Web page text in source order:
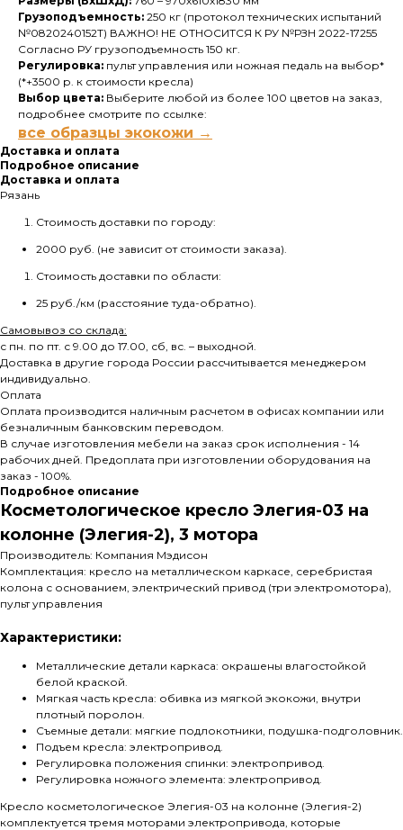
Грузоподъемность: 250 кг (протокол технических испытаний
№0820240152Т) ВАЖНО! НЕ ОТНОСИТСЯ К РУ №РЗН 2022-17255
Согласно РУ грузоподъемность 150 кг.
Регулировка: пульт управления или ножная педаль на выбор*
(*+3500 р. к стоимости кресла)
Выбор цвета: Выберите любой из более 100 цветов на заказ,
подробнее смотрите по ссылке:
все образцы экокожи →
Доставка и оплата
Подробное описание
Доставка и оплата
Рязань
Стоимость доставки по городу:
2000 руб. (не зависит от стоимости заказа).
Стоимость доставки по области:
25 руб./км (расстояние туда-обратно).
Самовывоз со склада:
с пн. по пт. с 9.00 до 17.00, сб, вс. – выходной.
Доставка в другие города России рассчитывается менеджером
индивидуально.
Оплата
Оплата производится наличным расчетом в офисах компании или
безналичным банковским переводом.
В случае изготовления мебели на заказ срок исполнения - 14
рабочих дней. Предоплата при изготовлении оборудования на
заказ - 100%.
Подробное описание
Косметологическое кресло Элегия-03 на
колонне (Элегия-2), 3 мотора
Производитель: Компания Мэдисон
Комплектация: кресло на металлическом каркасе, серебристая
колона с основанием, электрический привод (три электромотора),
пульт управления
Характеристики:
Металлические детали каркаса: окрашены влагостойкой
белой краской.
Мягкая часть кресла: обивка из мягкой экокожи, внутри
плотный поролон.
Съемные детали: мягкие подлокотники, подушка-подголовник.
Подъем кресла: электропривод.
Регулировка положения спинки: электропривод.
Регулировка ножного элемента: электропривод.
Кресло косметологическое Элегия-03 на колонне (Элегия-2)
комплектуется тремя моторами электропривода, которые